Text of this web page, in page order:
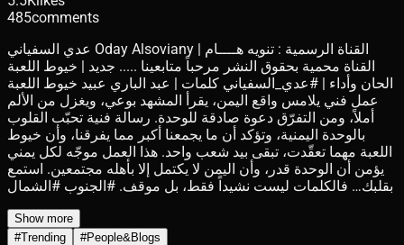
485comments
عدي السفياني Oday Alsoviany القناة الرسمية : تنويه هــــام |
القناة محمية بحقوق النشر مرحباً متابعينا ..... جديد | خيوط اللعبة
الحان وأداء | #عدي_السفياني كلمات | عبد الباري عبيد خيوط اللعبة
عمل فني يلامس واقع اليمن، يقرأ المشهد بوعي، ويغزل من الألم
أملاً، ومن التفرّق دعوة صادقة للوحدة. رسالة فنية تحبّب القلوب
بالوحدة اليمنية، وتؤكد أن ما يجمعنا أكبر مما يفرقنا، وأن خيوط
اللعبة مهما تعقّدت، تبقى بيد شعب واحد. هذا العمل موجّه لكل يمني
يؤمن أن الوحدة قدر، وأن اليمن لا يكتمل إلا بأهله مجتمعين. استمع
بقلبك… فالكلمات ليست نشيداً فقط، بل موقف. #الجنوب #الشمال
Show more
#Trending #People&Blogs